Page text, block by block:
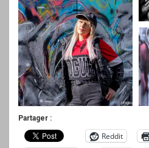
Partager :
Reddit